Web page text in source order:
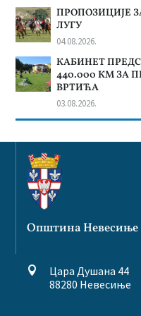
ПРОПОЗИЦИЈЕ
ЛУГУ
04.08.2026.
КАБИНЕТ
440.000 КМ ЗА
ВРТИЋА
03.08.2026.
Општина Невесиње

Цара Душана 44
88280 Невесиње